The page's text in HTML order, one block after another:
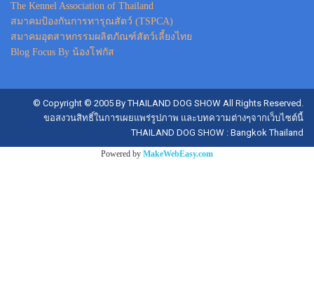
The Kennel Association of Thailand
สมาคมป้องกันการทารุณสัตว์ (TSPCA)
สมาคมอุตสาหกรรมผลิตภัณฑ์สัตว์เลี้ยงไทย
Blog Focus By น้องโฟกัส
© Copyright © 2005 By THAILAND DOG SHOW All Rights Reserved.
ขอสงวนสิทธิ์ในการเผยแพร่รูปภาพ และบทความต่างๆจากเว็บไซต์นี้
THAILAND DOG SHOW : Bangkok Thailand
Powered by MakeWebEasy.com